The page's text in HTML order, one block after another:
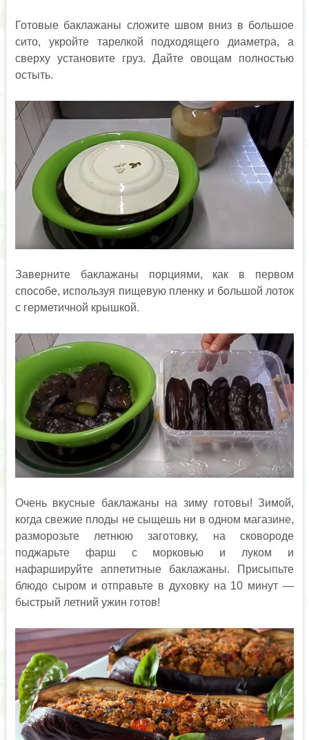
Готовые баклажаны сложите швом вниз в большое
сито, укройте тарелкой подходящего диаметра, а
сверху установите груз. Дайте овощам полностью
остыть.
Заверните баклажаны порциями, как в первом
способе, используя пищевую пленку и большой лоток
с герметичной крышкой.
Очень вкусные баклажаны на зиму готовы! Зимой,
когда свежие плоды не сыщешь ни в одном магазине,
разморозьте летнюю заготовку, на сковороде
поджарьте фарш с морковью и луком и
нафаршируйте аппетитные баклажаны. Присыпьте
блюдо сыром и отправьте в духовку на 10 минут —
быстрый летний ужин готов!